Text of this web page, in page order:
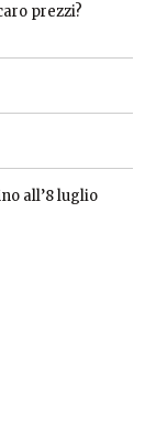
prezzi?
all’8 luglio